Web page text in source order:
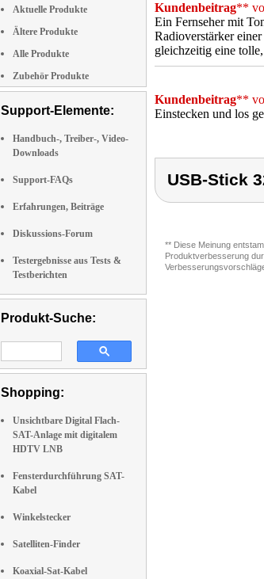
Aktuelle Produkte
Ältere Produkte
Alle Produkte
Zubehör Produkte
Support-Elemente:
Handbuch-, Treiber-, Video-
Downloads
Support-FAQs
Erfahrungen, Beiträge
Diskussions-Forum
Testergebnisse aus Tests &
Testberichten
Produkt-Suche:
Shopping:
Unsichtbare Digital Flach-
SAT-Anlage mit digitalem
HDTV LNB
Fensterdurchführung SAT-
Kabel
Winkelstecker
Satelliten-Finder
Koaxial-Sat-Kabel
Kundenbeitrag**
Ein Fernseher mit
Radioverstärker
gleichzeitig eine
Kundenbeitrag**
Einstecken und los
USB-Stick
** Diese Meinung
Produktverbesserung